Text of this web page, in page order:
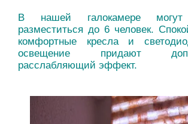
В нашей галокамере могут
разместиться до 6 человек.
комфортные кресла и
освещение придают
расслабляющий эффект.